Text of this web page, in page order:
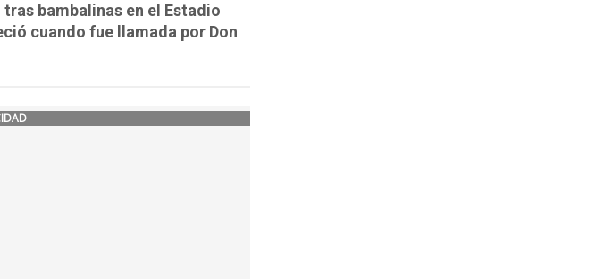
bambalinas en el Estadio
cuando fue llamada por Don